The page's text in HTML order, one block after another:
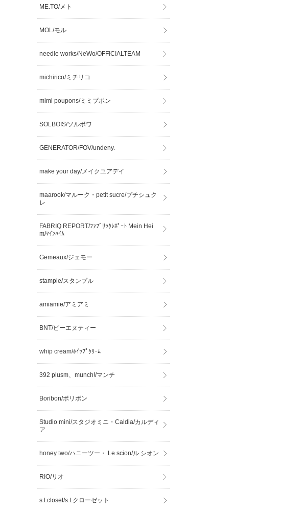
ME.TO/メト
MOL/モル
needle works/NeWo/OFFICIALTEAM
michirico/ミチリコ
mimi poupons/ミミプポン
SOLBOIS/ソルボワ
GENERATOR/FOV/undeny.
make your day/メイクユアデイ
maarook/マルーク・petit sucre/プチシュク
レ
FABRIQ REPORT/ﾌｧﾌﾞﾘｯｸﾚﾎﾟｰﾄ Mein Hei
m/ﾏｲﾝﾊｲﾑ
Gemeaux/ジェモー
stample/スタンプル
amiamie/アミアミ
BNT/ビーエヌティー
whip cream/ﾎｲｯﾌﾟｸﾘｰﾑ
392 plusm、munch!/マンチ
Boribon/ボリボン
Studio mini/スタジオミニ・Caldia/カルディ
ア
honey two/ハニーツー・ Le scion/ル シオン
RIO/リオ
s.t.closet/s.t.クローゼット